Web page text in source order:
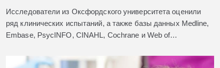
Исследователи из Оксфордского университета оценили
ряд клинических испытаний, а также базы данных Medline,
Embase, PsycINFO, CINAHL, Cochrane и Web of…